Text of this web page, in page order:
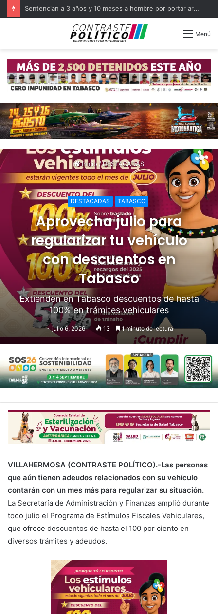
Sentencian a 3 años y 10 meses a hombre por portar arma en Balancán
Menú
Inicio /DESTACADAS
DESTACADAS TABASCO
Aprovecha julio para
regularizar tu vehículo
con descuentos en
Tabasco
Extienden en Tabasco descuentos de hasta
100% en trámites vehiculares
julio 6, 2026 13 1 minuto de lectura
VILLAHERMOSA (CONTRASTE POLÍTICO).-Las personas
que aún tienen adeudos relacionados con su vehículo
contarán con un mes más para regularizar su situación.
La Secretaría de Administración y Finanzas amplió durante
todo julio el Programa de Estímulos Fiscales Vehiculares,
que ofrece descuentos de hasta el 100 por ciento en
diversos trámites y adeudos.